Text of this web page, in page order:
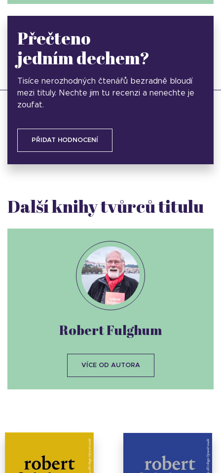
Přečteno
jedním dechem?
Tisíce nerozhodných čtenářů bezradně bloudí
mezi tituly. Nechte jim tu recenzi a nenechte je
zoufat.
PŘIDAT HODNOCENÍ
Další knihy tvůrců titulu
Robert Fulghum
VÍCE OD AUTORA